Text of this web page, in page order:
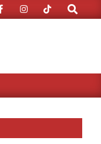
Search